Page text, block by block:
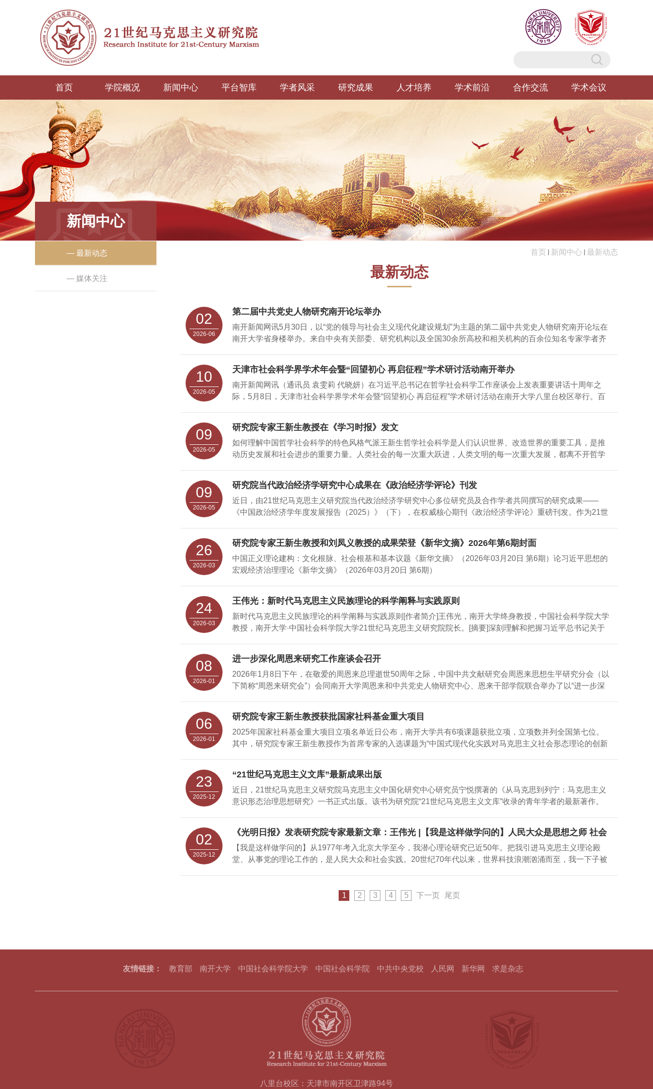
首页 学院概况 新闻中心 平台智库 学者风采 研究成果 人才培养 学术前沿 合作交流 学术会议
新闻中心
— 最新动态
— 媒体关注
首页 新闻中心 最新动态
最新动态
02
2026-06
第二届中共党史人物研究南开论坛举办
南开新闻网讯5月30日，以“党的领导与社会主义现代化建设规划”为主题的第二届中共党史人物研究南开论坛在
南开大学省身楼举办。来自中央有关部委、研究机构以及全国30余所高校和相关机构的百余位知名专家学者齐
究中心联合主办，南开大学周恩来和中共党史人物研究中心承办，得到中共党史人物研究会的大力支持，旨在
深入学习贯彻党的二十届四中全会精神，系统深化中共党史研究特别是中共党史人物研究，全面总结党领导社
会主义现代化建设规划的历史经验与理论成果，推动构建中国哲学社会科学自主知识体系，更好服务“十五五”高
师范大学教授唐洲雁作主旨报告。南开大学原副校长、马克思主义学院院长王新生主持开幕式及主旨报
告。 杨庆山在致辞中回顾了南
10
2026-05
天津市社会科学界学术年会暨“回望初心 再启征程”学术研讨活动南开举办
南开新闻网讯（通讯员 袁雯莉 代晓妍）在习近平总书记在哲学社会科学工作座谈会上发表重要讲话十周年之
际，5月8日，天津市社会科学界学术年会暨“回望初心 再启征程”学术研讨活动在南开大学八里台校区举行。百
史学学会、天津市经济学学会、天津市文学学会、天津市国学研究会联合承办。天津市委宣传部分管日常工作
的副部长、市社科联主席李旭炎，南开大学党委副书记梁琪出席会议并致辞。马克思主义哲学家、天津市哲学
学会原会长陈晏清发表寄语。中国社会科学院原院长、南开大学终身教授王伟光作主旨报告。市社科联党组书
效。他强调，社科界要坚持以习近平文化思想为指导，坚守正确政治方向，扎根中国式现代化实践，为强国建
设、民族复兴贡献智慧
09
2026-05
研究院专家王新生教授在《学习时报》发文
如何理解中国哲学社会科学的特色风格气派王新生哲学社会科学是人们认识世界、改造世界的重要工具，是推
动历史发展和社会进步的重要力量。人类社会的每一次重大跃进，人类文明的每一次重大发展，都离不开哲学
方向性的重大命题，深刻揭示了哲学社会科学特色、风格、气派的重要意义和本质内涵，为加快构建中国特色
哲学社会科学提供了根本遵循。哲学社会科学的特色风格气派概念的提出当代中国正经历着我国历史上最为广
泛而深刻的社会变革，也正在进行着人类历史上最为宏大而独特的实践创新。这种前无古人的伟大实践，必将
物，是成熟的标志，是实力的象征，也是自信的体现。”这一重要论断既强调了哲学社会科学形成特色、风格、
气派所需要的历史条件，又强调了其
09
2026-05
研究院当代政治经济学研究中心成果在《政治经济学评论》刊发
近日，由21世纪马克思主义研究院当代政治经济学研究中心多位研究员及合作学者共同撰写的研究成果——
《中国政治经济学年度发展报告（2025）》（下），在权威核心期刊《政治经济学评论》重磅刊发。作为21世
21世纪马克思主义研究院以第一署名单位，进一步加强与各大高校、研究机构的合作，牵头国内政治经济学研
究领域的优秀专家学者，持续推出《中国政治经济学年度发展报告》（2023）（2024）和（2025），并持续
加强与相关媒体及平台合作，以扩大报告的影响力，社会反响热烈良好。
26
2026-03
研究院专家王新生教授和刘凤义教授的成果荣登《新华文摘》2026年第6期封面
中国正义理论建构：文化根脉、社会根基和基本议题《新华文摘》（2026年03月20日 第6期）论习近平思想的
宏观经济治理理论《新华文摘》（2026年03月20日 第6期）
24
2026-03
王伟光：新时代马克思主义民族理论的科学阐释与实践原则
新时代马克思主义民族理论的科学阐释与实践原则[作者简介]王伟光，南开大学终身教授，中国社会科学院大学
教授，南开大学·中国社会科学院大学21世纪马克思主义研究院院长。[摘要]深刻理解和把握习近平总书记关于
观点构成的理论体系，民族具有历史、地域、社会、政治等范畴特性，马克思主义民族理论的世界观方法论体
现了以唯物史观为基础，马克思主义经典作家赋予了民族理论科学的内涵。历史和实践都告诉我们，无产阶级
政党在处理民族问题时必须坚持马克思主义原则。[关键词]民族；阶级；马克思主义民族理论；唯物史观；中华
中华民族大团结，凝聚全国各族人民共同奋斗，实现中华民族复兴伟业，非常有必要重温、学习和掌握马克思
主义民族理论，夯实打牢马克思
08
2026-01
进一步深化周恩来研究工作座谈会召开
2026年1月8日下午，在敬爱的周恩来总理逝世50周年之际，中国中共文献研究会周恩来思想生平研究分会（以
下简称“周恩来研究会”）会同南开大学周恩来和中共党史人物研究中心、恩来干部学院联合举办了以“进一步深
海、盛军、韩同友、祁素娟、郑超以及张亚青（派代表）、杨颂周（派代表）出席，在线的近50位理事参加会
议。联合主办单位代表南开大学党委副书记、南开大学周恩来和中共党史人物研究中心主任牛文利，南开大学
原副校长、南开大学马克思主义学院院长王新生，恩来干部学院常务副院长黄少基、副院长梁文凤等全程参会
志诞辰130周年的相关活动提出了一些设想。天津周恩来邓颖超纪念馆举办了“从未远去的身影——周恩来”特
展、“弘扬伟人风
06
2026-01
研究院专家王新生教授获批国家社科基金重大项目
2025年国家社科基金重大项目立项名单近日公布，南开大学共有6项课题获批立项，立项数并列全国第七位。
其中，研究院专家王新生教授作为首席专家的入选课题为“中国式现代化实践对马克思主义社会形态理论的创新
优良学风，推出具有学术传承创新价值的高水平研究成果。研究院专家王新生教授获批项目简介：《中国式现
代化实践对马克思主义社会形态理论的创新贡献研究》 在世界百年未有之大变局加速演进的历史时代，中
国式现代化实践为马克思主义社会形态理论的创新发展提供了鲜活样本与思想源泉。马克思主义的社会形态理
课题。因此，深入研究中国式现代化的理论逻辑和实践逻辑，揭示其对马克思主义社会形态理论的创新性贡
献，必将为马克思主义社会形态理论的
23
2025-12
“21世纪马克思主义文库”最新成果出版
近日，21世纪马克思主义研究院马克思主义中国化研究中心研究员宁悦撰著的《从马克思到列宁：马克思主义
意识形态治理思想研究》一书正式出版。该书为研究院“21世纪马克思主义文库”收录的青年学者的最新著作。
列宁意识形态治理思想的基本原则、内在逻辑与实践路径。在此基础上，本文以 “从个别上升到一般” 的辩证分
析方法为依托，提炼归纳马克思主义意识形态治理思想的普遍性原则与方法论体系，并将其置于新时代中国共
产党引领国家治理现代化的实践场域中加以审视，进而探讨马克思主义意识形态治理思想对 “中国之治” 的时代
论学科研究》《毛泽东邓小平理论研究》《理论视野》《世界社会主义研究》《青年探索》《学习时报》等刊
02
2025-12
《光明日报》发表研究院专家最新文章：王伟光 |【我是这样做学问的】人民大众是思想之师 社会
实践是理论之母
【我是这样做学问的】从1977年考入北京大学至今，我潜心理论研究已近50年。把我引进马克思主义理论殿
堂、从事党的理论工作的，是人民大众和社会实践。20世纪70年代以来，世界科技浪潮汹涌而至，我一下子被
然辩证法和科技哲学，研究了自然科学中的哲学问题，合著的《控制论、信息论、系统科学与哲学》两次再版
克思主义”摆在了全党面前。回
1 2 3 4 5 下一页 尾页
友情链接： 教育部 南开大学 中国社会科学院大学 中国社会科学院 中共中央党校 人民网 新华网 求是杂志
八里台校区：天津市南开区卫津路94号